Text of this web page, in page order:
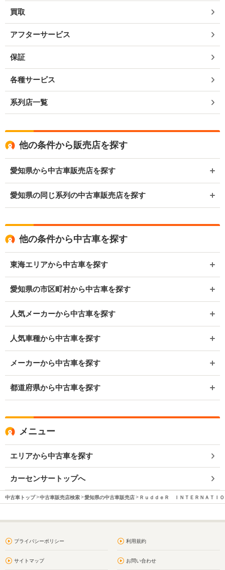
買取
アフターサービス
保証
各種サービス
系列店一覧
他の条件から販売店を探す
愛知県から中古車販売店を探す
愛知県の同じ系列の中古車販売店を探す
他の条件から中古車を探す
東海エリアから中古車を探す
愛知県の市区町村から中古車を探す
人気メーカーから中古車を探す
人気車種から中古車を探す
メーカーから中古車を探す
都道府県から中古車を探す
メニュー
エリアから中古車を探す
カーセンサートップへ
中古車トップ 中古車販売店検索 愛知県の中古車販売店 ＲｕｄｄｅＲ ＩＮＴＥＲＮＡＴＩ
プライバシーポリシー 利用規約
サイトマップ お問い合わせ